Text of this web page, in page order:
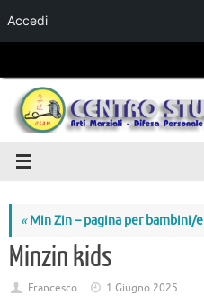
Accedi
Salta al
«Min Zin – pagina per bambini/e
Minzin kids
Francesco
1 Giugno 2025